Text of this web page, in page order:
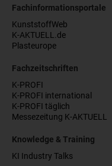
Fachinformationsportale
KunststoffWeb
K-AKTUELL.de
Plasteurope
Fachzeitschriften
K-PROFI
K-PROFI international
K-PROFI täglich
Messezeitung K-AKTUELL
Knowledge & Training
KI Industry Talks